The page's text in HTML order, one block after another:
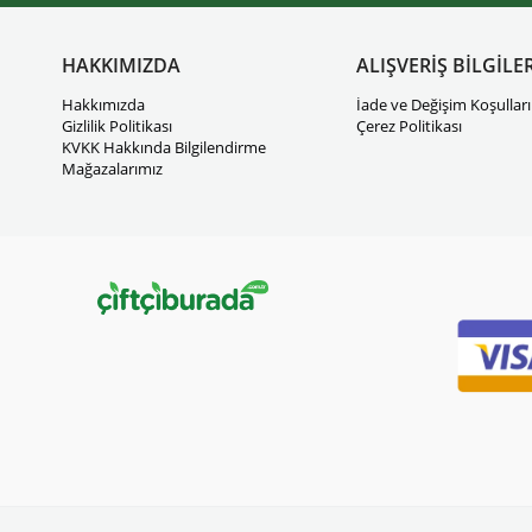
HAKKIMIZDA
Hakkımızda
Gizlilik Politikası
KVKK Hakkında Bilgilendirme
Mağazalarımız
ALIŞVERİŞ
İade ve Değişim Koşulları
Çerez Politikası